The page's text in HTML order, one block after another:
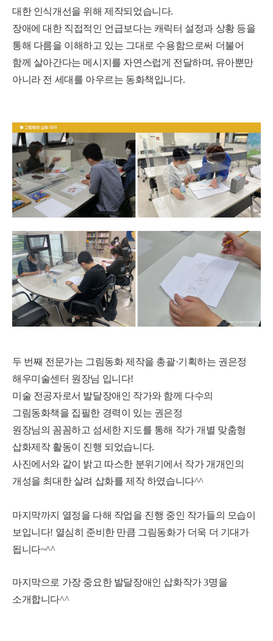
대한 인식개선을 위해 제작되었습니다.
장애에 대한 직접적인 언급보다는 캐릭터 설정과 상황 등을
통해 다름을 이해하고 있는 그대로 수용함으로써 더불어
함께 살아간다는 메시지를 자연스럽게 전달하며, 유아뿐만
아니라 전 세대를 아우르는 동화책입니다.
두 번째 전문가는 그림동화 제작을 총괄·기획하는 권은정
해우미술센터 원장님 입니다!
미술 전공자로서 발달장애인 작가와 함께 다수의
그림동화책을 집필한 경력이 있는 권은정
원장님의 꼼꼼하고 섬세한 지도를 통해 작가 개별 맞춤형
삽화제작 활동이 진행 되었습니다.
사진에서와 같이 밝고 따스한 분위기에서 작가 개개인의
개성을 최대한 살려 삽화를 제작 하였습니다^^
마지막까지 열정을 다해 작업을 진행 중인 작가들의 모습이
보입니다! 열심히 준비한 만큼 그림동화가 더욱 더 기대가
됩니다~^^
마지막으로 가장 중요한 발달장애인 삽화작가3명을
소개합니다^^